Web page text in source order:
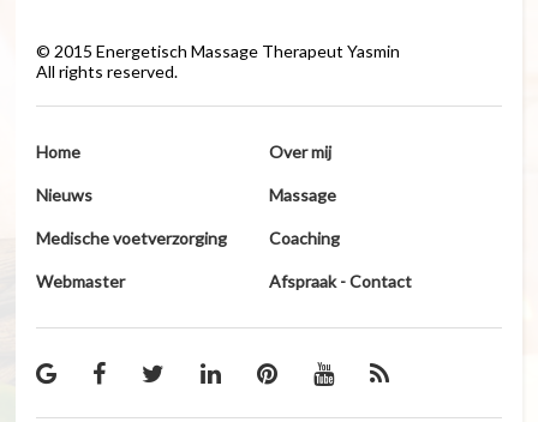
© 2015 Energetisch Massage Therapeut Yasmin
All rights reserved.
Home Over mij
Nieuws Massage
Medische voetverzorging Coaching
Webmaster Afspraak - Contact